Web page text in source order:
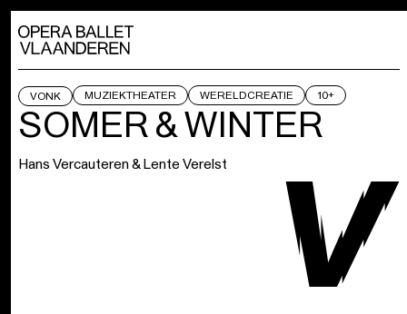
VONK MUZIEKTHEATER WERELDCREATIE 10+
SOMER & WINTER
Hans Vercauteren & Lente Verelst